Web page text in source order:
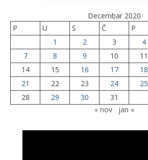
Decembar 2020
P
U S Č P
1
2 3 4
7
8 9 10 11
14
15 16 17 18
21
22 23 24 25
28
29 30
31
« nov
jan »